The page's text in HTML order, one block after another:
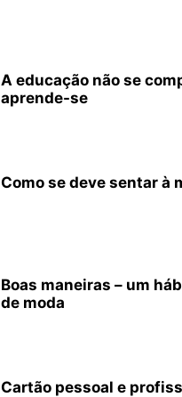
A educação não se
aprende-se
Como se deve sentar à
Boas maneiras – um
de moda
Cartão pessoal e